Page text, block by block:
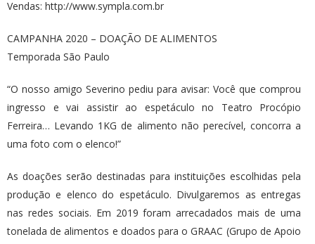
Vendas: http://www.sympla.com.br
CAMPANHA 2020 – DOAÇÃO DE ALIMENTOS
Temporada São Paulo
“O nosso amigo Severino pediu para avisar: Você que comprou
ingresso e vai assistir ao espetáculo no Teatro Procópio
Ferreira… Levando 1KG de alimento não perecível, concorra a
uma foto com o elenco!”
As doações serão destinadas para instituições escolhidas pela
produção e elenco do espetáculo. Divulgaremos as entregas
nas redes sociais. Em 2019 foram arrecadados mais de uma
tonelada de alimentos e doados para o GRAAC (Grupo de Apoio